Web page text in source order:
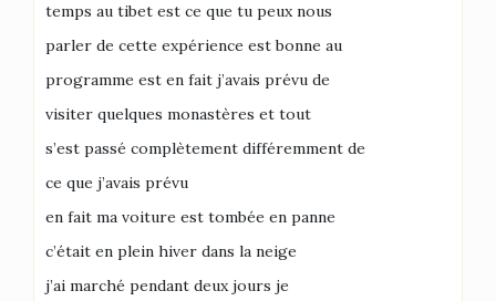
temps au tibet est ce que tu peux nous
parler de cette expérience est bonne au
programme est en fait j’avais prévu de
visiter quelques monastères et tout
s’est passé complètement différemment de
ce que j’avais prévu
en fait ma voiture est tombée en panne
c’était en plein hiver dans la neige
j’ai marché pendant deux jours je